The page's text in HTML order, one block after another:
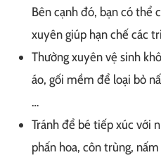
Bên cạnh đó, bạn có thể
xuyên giúp hạn chế các
Thường xuyên vệ sinh
áo, gối mềm để loại bỏ
…
Tránh để bé tiếp xúc với
phấn hoa, côn trùng,